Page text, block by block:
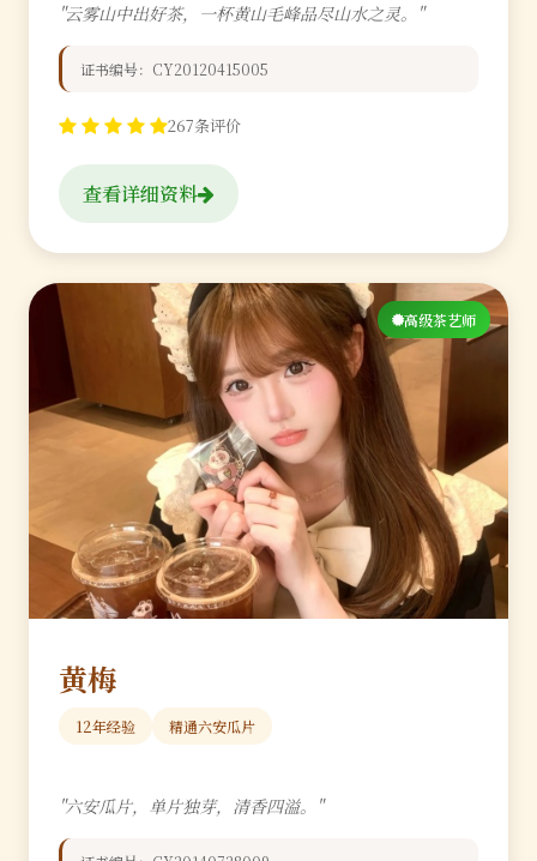
"云雾山中出好茶，一杯黄山毛峰品尽山水之灵。"
证书编号：CY20120415005
267条评价
查看详细资料
高级茶艺师
黄梅
12年经验 精通六安瓜片
"六安瓜片，单片独芽，清香四溢。"